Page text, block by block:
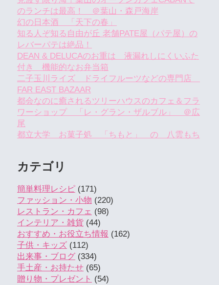
のランチは最高！ ＠葉山・森戸海岸
幻の日本酒 「天下の春」
知る人ぞ知る自由が丘 老舗PATE屋（パテ屋）の
レバーパテは絶品！
DEAN & DELUCAのお重は 液漏れしにくいふた
付き 機能的なお弁当箱
二子玉川ライズ ドライフルーツなどの専門店
FAR EAST BAZAAR
都会なのに癒されるツリーハウスのカフェ＆フラ
ワーショップ 「レ・グラン・ザルブル」 ＠広
尾
都立大学 お菓子処 「ちもと」 の 八雲もち
カテゴリ
簡単料理レシピ (171)
ファッション・小物 (220)
レストラン・カフェ (98)
インテリア・雑貨 (44)
おすすめ・お役立ち情報 (162)
子供・キッズ (112)
出来事・ブログ (334)
手土産・お持たせ (65)
贈り物・プレゼント (54)